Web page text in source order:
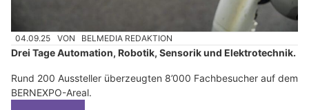
04.09.25 VON BELMEDIA REDAKTION
Drei Tage Automation, Robotik, Sensorik und Elektrotechnik.
Rund 200 Aussteller überzeugten 8’000 Fachbesucher auf dem
BERNEXPO-Areal.